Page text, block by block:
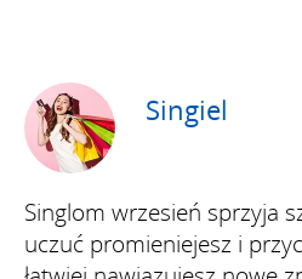
Singiel
Singlom wrzesień sprzyja
uczuć promieniejesz i